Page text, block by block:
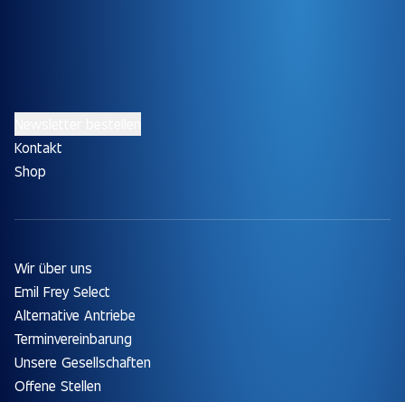
Kontakt
Shop
Wir über uns
Emil Frey Select
Alternative Antriebe
Terminvereinbarung
Unsere Gesellschaften
Offene Stellen